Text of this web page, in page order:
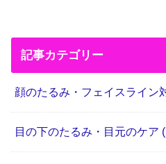
記事カテゴリー
顔のたるみ・フェイスライン
目の下のたるみ・目元のケア